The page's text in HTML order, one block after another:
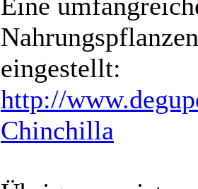
eingestellt:
http://
Chinchilla